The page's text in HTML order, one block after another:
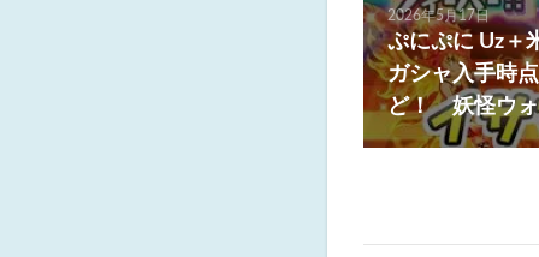
2026年5月17日
ぷにぷに Uz＋
ガシャ入手時
ど！ 妖怪ウ